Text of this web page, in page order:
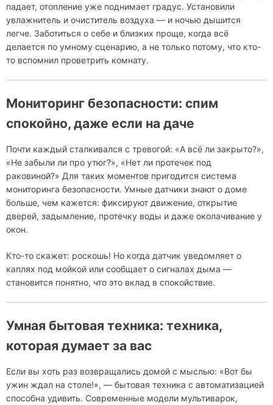
падает, отопление уже поднимает градус. Установили
увлажнитель и очиститель воздуха — и ночью дышится
легче. Заботиться о себе и близких проще, когда всё
делается по умному сценарию, а не только потому, что кто-
то вспомнил проветрить комнату.
Мониторинг безопасности: спим
спокойно, даже если на даче
Почти каждый сталкивался с тревогой: «А всё ли закрыто?»,
«Не забыли ли про утюг?», «Нет ли протечек под
раковиной?» Для таких моментов пригодится система
мониторинга безопасности. Умные датчики знают о доме
больше, чем кажется: фиксируют движение, открытие
дверей, задымление, протечку воды и даже околачивание у
окон.
Кто-то скажет: роскошь! Но когда датчик уведомляет о
каплях под мойкой или сообщает о сигналах дыма —
становится понятно, что это вклад в спокойствие.
Умная бытовая техника: техника,
которая думает за вас
Если вы хоть раз возвращались домой с мыслью: «Вот бы
ужин ждал на столе!», — бытовая техника с автоматизацией
способна удивить. Современные модели мультиварок,